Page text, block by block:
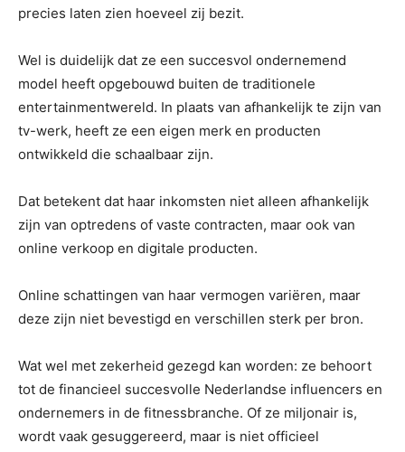
precies laten zien hoeveel zij bezit.
Wel is duidelijk dat ze een succesvol ondernemend
model heeft opgebouwd buiten de traditionele
entertainmentwereld. In plaats van afhankelijk te zijn van
tv-werk, heeft ze een eigen merk en producten
ontwikkeld die schaalbaar zijn.
Dat betekent dat haar inkomsten niet alleen afhankelijk
zijn van optredens of vaste contracten, maar ook van
online verkoop en digitale producten.
Online schattingen van haar vermogen variëren, maar
deze zijn niet bevestigd en verschillen sterk per bron.
Wat wel met zekerheid gezegd kan worden: ze behoort
tot de financieel succesvolle Nederlandse influencers en
ondernemers in de fitnessbranche. Of ze miljonair is,
wordt vaak gesuggereerd, maar is niet officieel